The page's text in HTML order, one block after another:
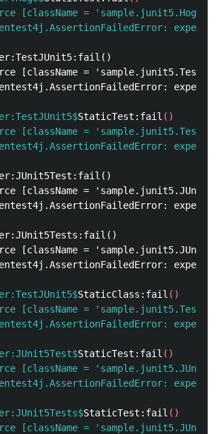
[className = 'sample.junit5.Hoge$
StaticTest:fail ()
[className =
StaticClass:fail ()
[className =
StaticTest:fail ()
[className =
StaticTest:fail ()
[className =